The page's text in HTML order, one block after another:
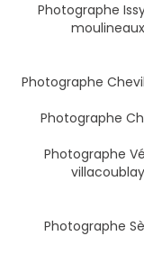
Photographe
moulineaux
Photographe
Photographe
Photographe
villacoublay
Photographe